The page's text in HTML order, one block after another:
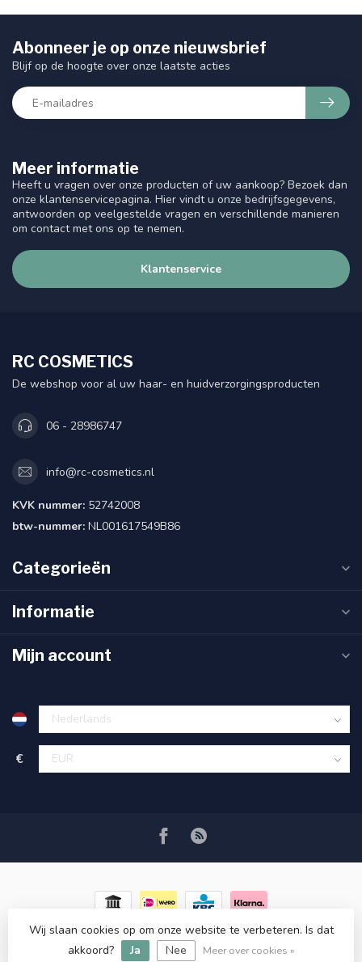
Meer informatie
Heeft u vragen over onze producten of uw aankoop? Bezoek dan
onze klantenservicepagina. Hier vindt u onze bedrijfsgegevens,
antwoorden op veelgestelde vragen en verschillende manieren
om contact met ons op te nemen.
Klantenservice
Abonneer je op onze nieuwsbrief
Blijf op de hoogte over onze laatste acties
RC COSMETICS
De webshop voor al uw haar- en huidverzorgingsproducten
06 - 28986747
info@rc-cosmetics.nl
KVK nummer: 52742008
btw-nummer: NL001617549B86
Categorieën
Informatie
Mijn account
€
© Copyright 2026 RC COSMETICS- Powered byLightspeed-
Lightspeed design
Dyvelopment
Wij slaan cookies op om onze website te verbeteren. Is dat
akkoord?
Ja Nee Meer over cookies »